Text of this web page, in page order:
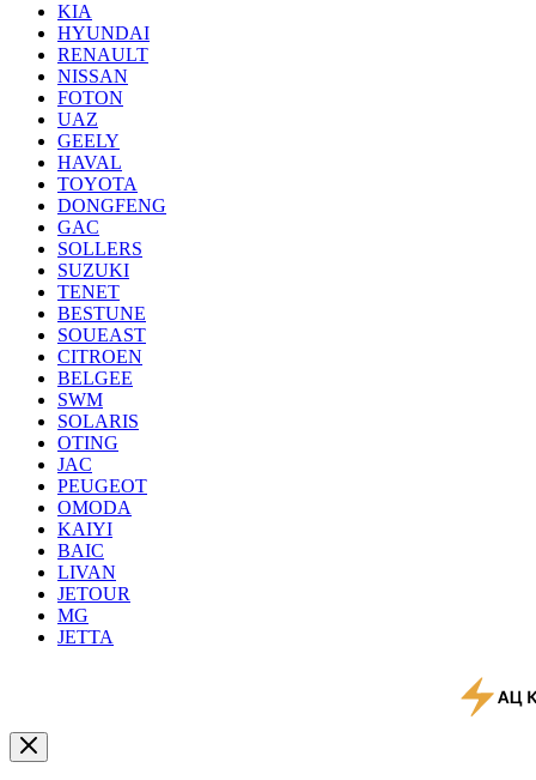
KIA
HYUNDAI
RENAULT
NISSAN
FOTON
UAZ
GEELY
HAVAL
TOYOTA
DONGFENG
GAC
SOLLERS
SUZUKI
TENET
BESTUNE
SOUEAST
CITROEN
BELGEE
SWM
SOLARIS
OTING
JAC
PEUGEOT
OMODA
KAIYI
BAIC
LIVAN
JETOUR
MG
JETTA